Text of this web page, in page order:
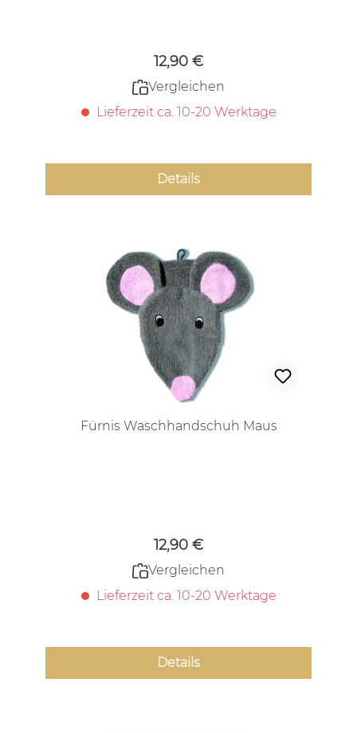
12,90 €
Vergleichen
Lieferzeit ca. 10-20 Werktage
Details
Fürnis Waschhandschuh Maus
12,90 €
Vergleichen
Lieferzeit ca. 10-20 Werktage
Details